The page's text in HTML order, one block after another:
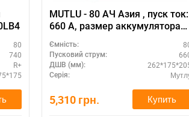
EM80LB4
80
740
R+
MUTLU - 80 АЧ Азия , пуск ток:
660 А, размер аккумулятора
Мутлу (Турция): 262 Х 175 Х
205 мм.
Ємність:
Пусковий струм:
ДШВ (мм):
Серія:
5,310 грн. Купить